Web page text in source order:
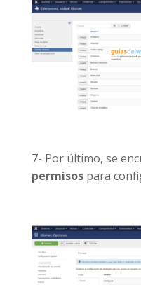
7- Por último, se
permisospara